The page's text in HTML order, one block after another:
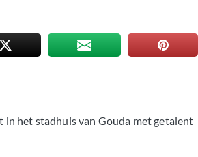
in het stadhuis van Gouda met getalent